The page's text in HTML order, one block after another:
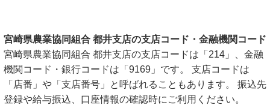
宮崎県農業協同組合 都井支店の支店コード・金融機関コード
宮崎県農業協同組合 都井支店の支店コードは「214」、金融
機関コード・銀行コードは「9169」です。 支店コードは
「店番」や「支店番号」と呼ばれることもあります。 振込先
登録や給与振込、口座情報の確認時にご利用ください。